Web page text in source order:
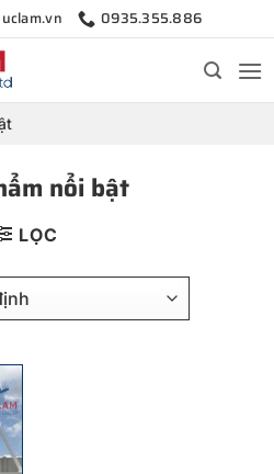
0935.355.886
nổi bật
LỌC